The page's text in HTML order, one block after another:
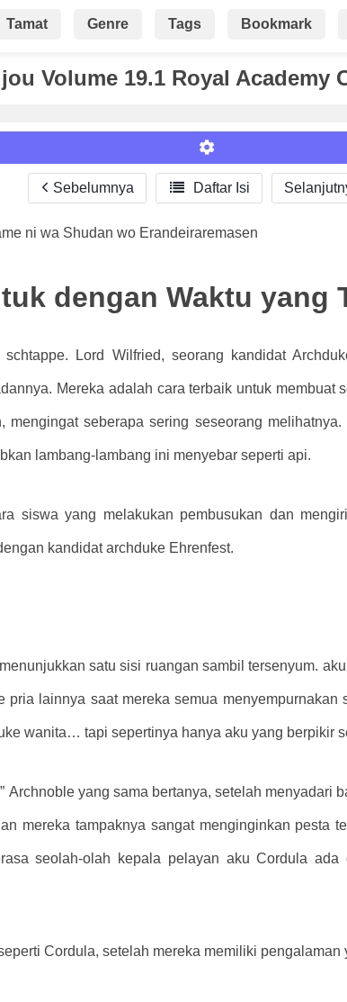
Tamat Genre Tags Bookmark
Volume 19.1 Royal Academy
Sebelumnya  Daftar Isi
ni wa Shudan wo Erandeiraremasen
dengan Waktu yang
Lord Wilfried, seorang kandidat
Mereka adalah cara terbaik untuk membuat
mengingat seberapa sering seseorang
lambang-lambang ini menyebar seperti api.
siswa yang melakukan pembusukan dan
kandidat archduke Ehrenfest.
satu sisi ruangan sambil tersenyum.
lainnya saat mereka semua menyempurnakan
wanita… tapi sepertinya hanya aku yang berpikir
Archnoble yang sama bertanya, setelah menyadari
mereka tampaknya sangat menginginkan pesta
seolah-olah kepala pelayan aku Cordula
Cordula, setelah mereka memiliki pengalaman